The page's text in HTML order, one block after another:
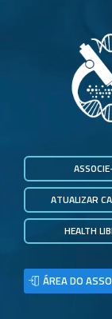
ATUALIZAR
HEALTH
ÁREA DO